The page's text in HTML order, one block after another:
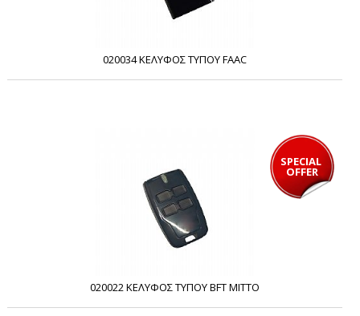
020034 ΚΕΛΥΦΟΣ ΤΥΠΟΥ FAAC
SPECIAL
OFFER
020022 ΚΕΛΥΦΟΣ ΤΥΠΟΥ BFT MITTO